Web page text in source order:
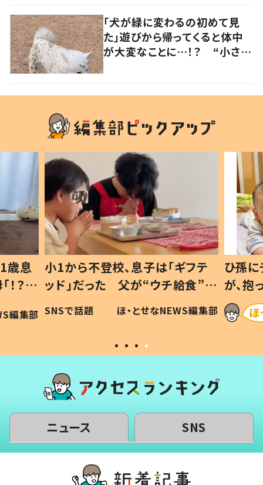
「犬が緑に変わるの初めて見
た」遊びから帰ってくると体中
が大変なことに…！？ “小さい
歳息
？」
編集部
小1から不登校、息子は「ギフテ
ッド」だった 父が“ウチ給食”を
作り続ける理由とは #令和の親
#令和の子
SNSで話題 ほ・とせなNEWS編集部
ひ孫
が、
「涙が
い」
ニュース SNS